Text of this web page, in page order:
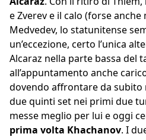
e Zverev e il calo (forse
Medvedev, lo statunitense
un’eccezione, certo l’unica
Alcaraz nella parte bassa del
all’appuntamento anche
dovendo affrontare da subito
due quinti set nei primi due
messe meglio per lui e oggi
prima volta Khachanov. I